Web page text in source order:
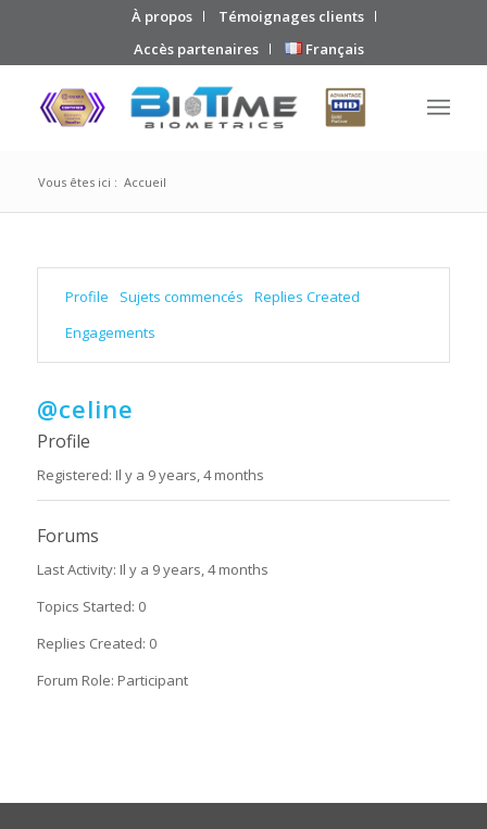
À propos
Témoignages clients
Accès partenaires
Français
Vous êtes ici : Accueil
Profile Sujets commencés
Replies Created
Engagements
@celine
Profile
Registered: Il y a 9 years, 4 months
Forums
Last Activity: Il y a 9 years, 4 months
Topics Started: 0
Replies Created: 0
Forum Role: Participant